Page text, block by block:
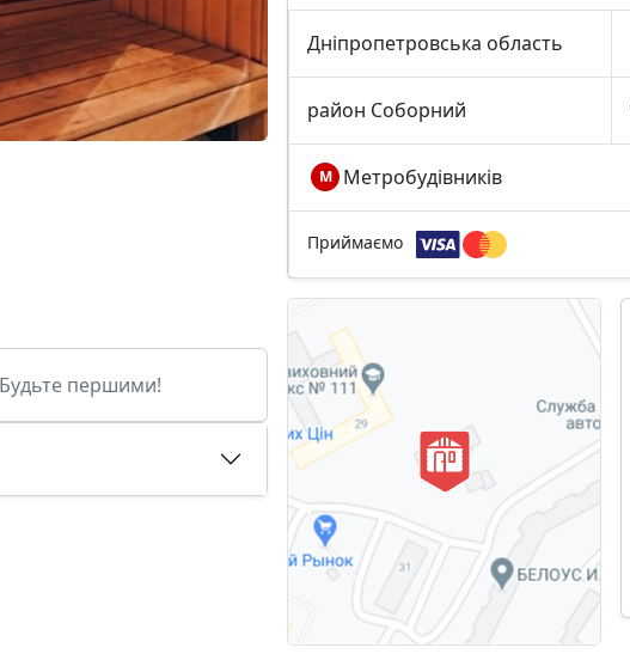
Дніпропетровська область
район Соборний
М Метробудівників
Приймаємо
Будьте першими!